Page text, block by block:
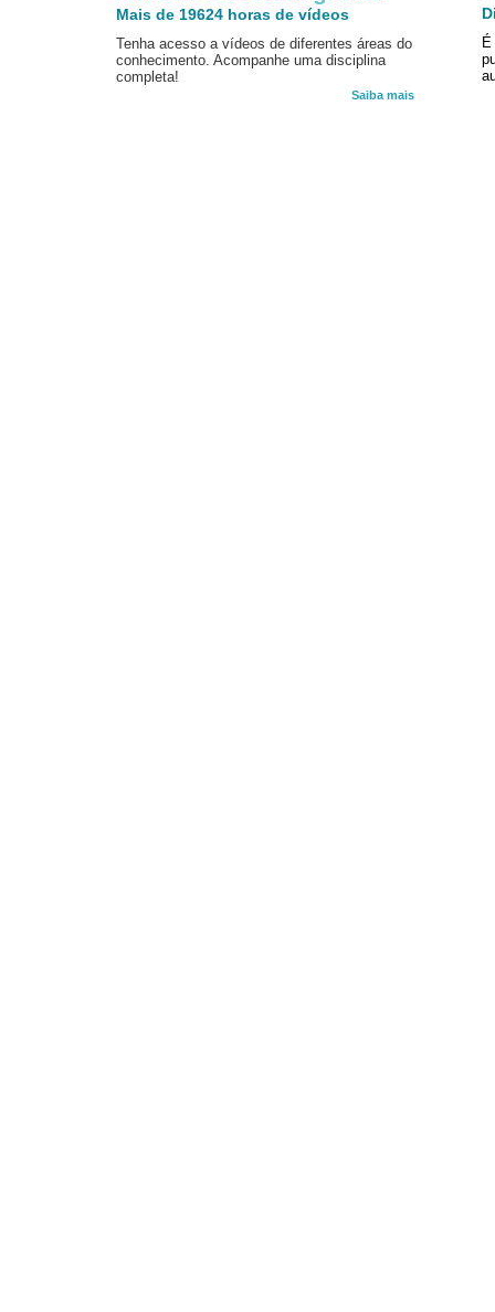
Mais de 19624 horas de vídeos
Tenha acesso a vídeos de diferentes áreas do
conhecimento. Acompanhe uma disciplina
completa!
Saiba mais